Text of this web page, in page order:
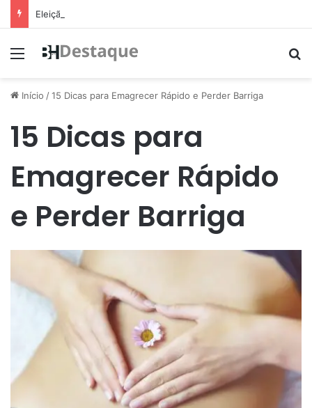
Menu
Início /15 Dicas para Emagrecer Rápido e Perder Barriga
15 Dicas para
Emagrecer Rápido
e Perder Barriga